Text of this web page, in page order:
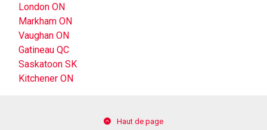
London ON
Markham ON
Vaughan ON
Gatineau QC
Saskatoon SK
Kitchener ON
Haut de page